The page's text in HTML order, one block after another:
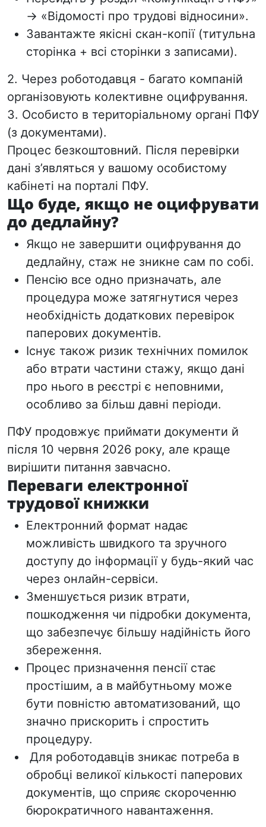
→ «Відомості про трудові відносини».
Завантажте якісні скан-копії (титульна
сторінка + всі сторінки з записами).
2. Через роботодавця - багато компаній
організовують колективне оцифрування.
3. Особисто в територіальному органі ПФУ
(з документами).
Процес безкоштовний. Після перевірки
дані з’являться у вашому особистому
кабінеті на порталі ПФУ.
Що буде, якщо не оцифрувати
до дедлайну?
Якщо не завершити оцифрування до
дедлайну, стаж не зникне сам по собі.
Пенсію все одно призначать, але
процедура може затягнутися через
необхідність додаткових перевірок
паперових документів.
Існує також ризик технічних помилок
або втрати частини стажу, якщо дані
про нього в реєстрі є неповними,
особливо за більш давні періоди.
ПФУ продовжує приймати документи й
після 10 червня 2026 року, але краще
вирішити питання завчасно.
Переваги електронної
трудової книжки
Електронний формат надає
можливість швидкого та зручного
доступу до інформації у будь-який час
через онлайн-сервіси.
Зменшується ризик втрати,
пошкодження чи підробки документа,
що забезпечує більшу надійність його
збереження.
Процес призначення пенсії стає
простішим, а в майбутньому може
бути повністю автоматизований, що
значно прискорить і спростить
процедуру.
Для роботодавців зникає потреба в
обробці великої кількості паперових
документів, що сприяє скороченню
бюрократичного навантаження.